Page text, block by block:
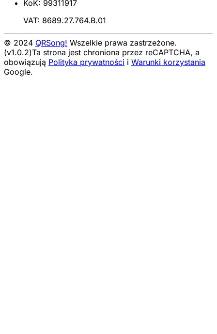
KoK: 99311917
VAT: 8689.27.764.B.01
© 2024 QRSong! Wszelkie prawa zastrzeżone.
(v1.0.2)Ta strona jest chroniona przez reCAPTCHA, a
obowiązują Polityka prywatności i Warunki korzystania
Google.